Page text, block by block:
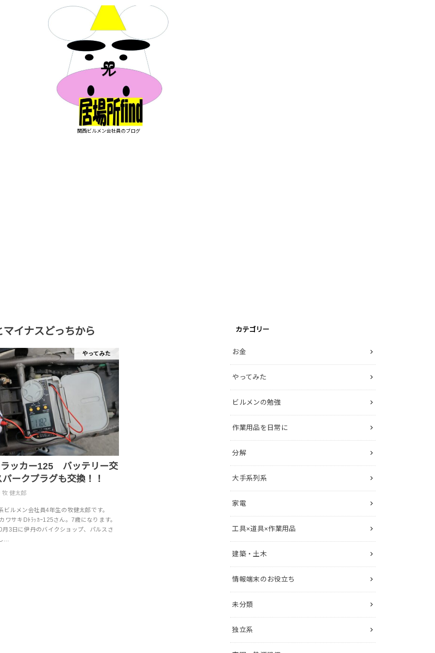
関西ビルメン会社員のブログ
マイナスどっちから
やってみた
ッカー125 バッテリー交
ークプラグも交換！！
牧 健太郎
ビルメン会社員4年生の牧健太郎です。
ワサキDﾄﾗｯｶｰ125さん。7歳になります。
3日に伊丹のバイクショップ、パルスさ
…
カテゴリー
お金
やってみた
ビルメンの勉強
作業用品を日常に
分解
大手系列系
家電
工具×道具×作業用品
建築・土木
情報端末のお役立ち
未分類
独立系